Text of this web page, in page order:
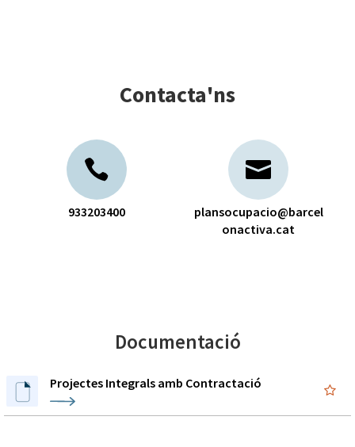
Contacta'ns
933203400
plansocupacio@barcel
onactiva.cat
Documentació
Projectes Integrals amb Contractació